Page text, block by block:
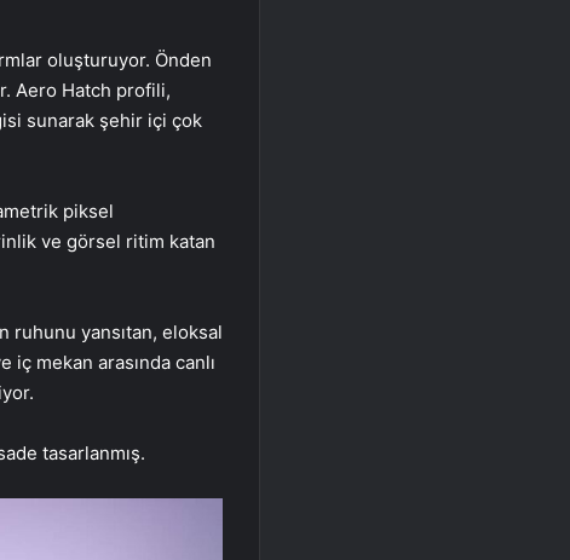
oluşturuyor. Önden
Aero Hatch profili,
sunarak şehir içi çok
piksel
ve görsel ritim katan
ruhunu yansıtan, eloksal
iç mekan arasında canlı
tasarlanmış.